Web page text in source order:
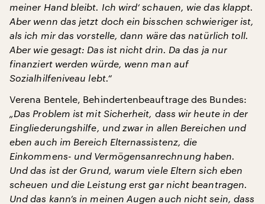
meiner Hand bleibt. Ich wird‘ schauen, wie das klappt.
Aber wenn das jetzt doch ein bisschen schwieriger ist,
als ich mir das vorstelle, dann wäre das natürlich toll.
Aber wie gesagt: Das ist nicht drin. Da das ja nur
finanziert werden würde, wenn man auf
Sozialhilfeniveau lebt.“
Verena Bentele, Behindertenbeauftrage des Bundes:
„Das Problem ist mit Sicherheit, dass wir heute in der
Eingliederungshilfe, und zwar in allen Bereichen und
eben auch im Bereich Elternassistenz, die
Einkommens- und Vermögensanrechnung haben.
Und das ist der Grund, warum viele Eltern sich eben
scheuen und die Leistung erst gar nicht beantragen.
Und das kann’s in meinen Augen auch nicht sein, dass